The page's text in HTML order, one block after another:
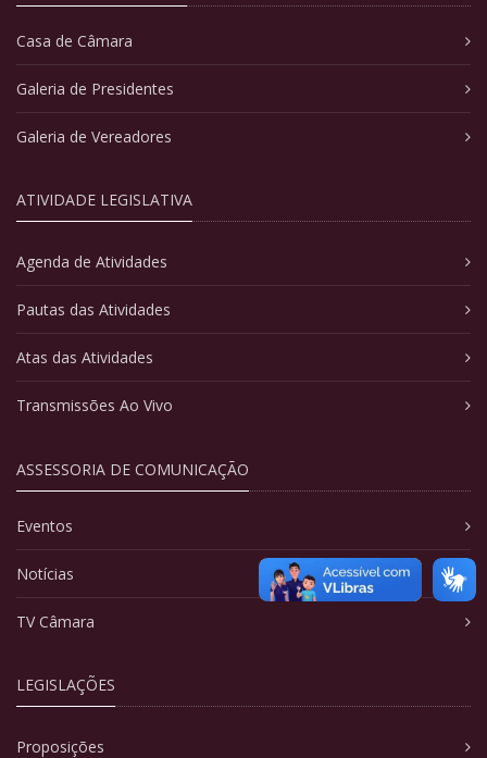
Casa de Câmara
Galeria de Presidentes
Galeria de Vereadores
ATIVIDADE LEGISLATIVA
Agenda de Atividades
Pautas das Atividades
Atas das Atividades
Transmissões Ao Vivo
ASSESSORIA DE COMUNICAÇÃO
Eventos
Notícias
TV Câmara
LEGISLAÇÕES
Proposições